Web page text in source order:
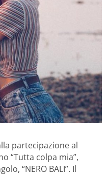
partecipazione al
“Tutta colpa mia”,
“NERO BALI”. Il